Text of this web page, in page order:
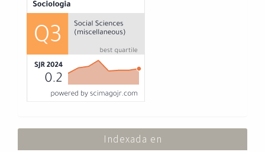
Indexada en